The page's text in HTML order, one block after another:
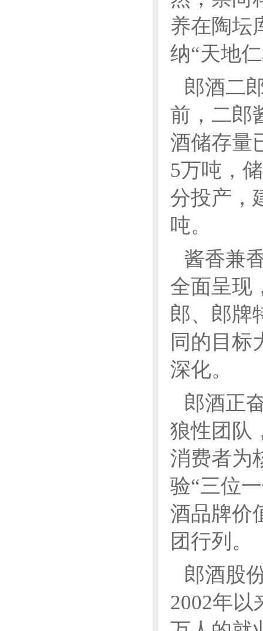
养在陶坛
纳“天地
郎酒二
前，二郎
酒储存量
5万吨，
分投产，
吨。
酱香兼
全面呈现
郎、郎牌
同的目标
深化。
郎酒正
狼性团队
消费者为
验“三位
酒品牌价
团行列。
郎酒股
2002年以